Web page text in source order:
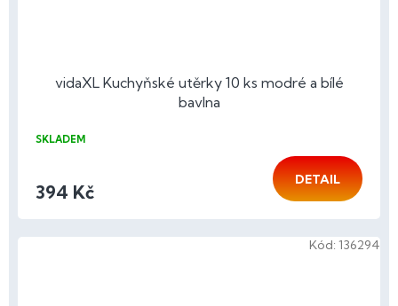
vidaXL Kuchyňské utěrky 10 ks modré a bílé
bavlna
SKLADEM
394 Kč
DETAIL
Kód: 136294